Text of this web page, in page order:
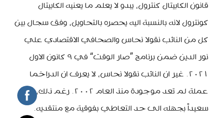
قانون الكابيتال كنترول، يبدو لا يعلم ما يعنيه الكابيتال
كونترول لانه بالنسبة اليه يحصره بالتحاويل، وفق سجال بين
كل من النائب نقولا نحاس والصحافي الاقتصادي علي
نور الدين ضمن برنامج ”صار الوقت“ في ٩ كانون الاول
٢٠٢١. غير ان النائب نقولا نحاس، لا يعرف ان الدراخما
عملة لم تعد موجودة منذ العام ٢٠٠٢. رغم ذلك، بدى
سعيداً بجهله الى حد التعاطي بفوقية مع منتقديه.